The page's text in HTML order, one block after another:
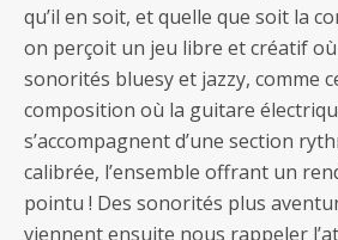
qu’il en soit, et quelle que soit la
on perçoit un jeu libre et créatif
sonorités bluesy et jazzy, comme
composition où la guitare
s’accompagnent d’une section
calibrée, l’ensemble offrant un
pointu ! Des sonorités plus
viennent ensuite nous rappeler